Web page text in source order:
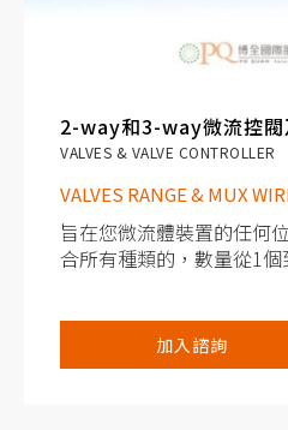
2-way和3-way微流控閥
VALVES & VALVE CONTROLLER
VALVES RANGE & MUX
旨在您微流體裝置的任何
合所有種類的，數量從1
無交叉污染
最小的內部體積（低至
加入諮詢